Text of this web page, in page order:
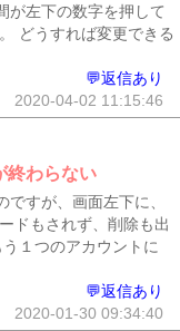
が左下の数字を押して
どうすれば変更できる
💬返信あり
2020-04-02 11:15:46
終わらない
すが、画面左下に、
ドもされず、削除も出
１つのアカウントに
💬返信あり
2020-01-30 09:34:40